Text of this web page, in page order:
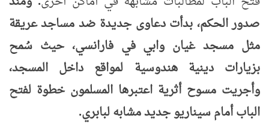
صدور الحكم، بدأت دعاوى جديدة ضد مساجد عريقة
مثل مسجد غيان وابي في فارانسي، حيث سُمح
بزيارات دينية هندوسية لمواقع داخل المسجد،
وأجريت مسوح أثرية اعتبرها المسلمون خطوة لفتح
الباب أمام سيناريو جديد مشابه لبابري.